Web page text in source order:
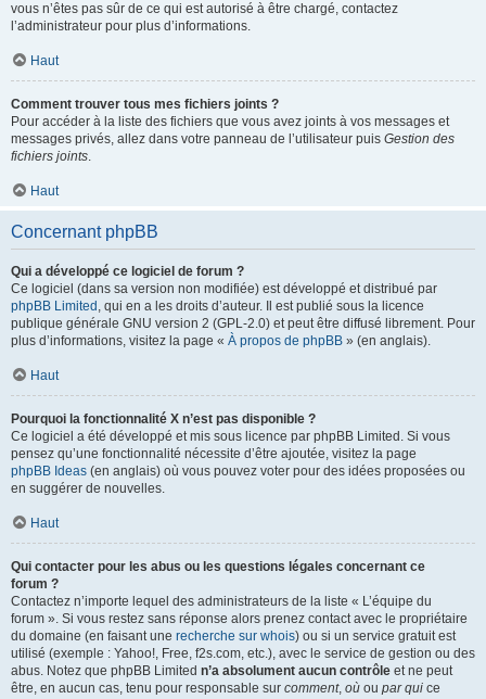
vous n’êtes pas sûr de ce qui est autorisé à être chargé, contactez
l’administrateur pour plus d’informations.
Haut
Comment trouver tous mes fichiers joints ?
Pour accéder à la liste des fichiers que vous avez joints à vos messages et
messages privés, allez dans votre panneau de l’utilisateur puis Gestion des
fichiers joints.
Haut
Concernant phpBB
Qui a développé ce logiciel de forum ?
Ce logiciel (dans sa version non modifiée) est développé et distribué par
phpBB Limited , qui en a les droits d’auteur. Il est publié sous la licence
publique générale GNU version 2 (GPL-2.0) et peut être diffusé librement. Pour
plus d’informations, visitez la page « À propos de phpBB » (en anglais).
Haut
Pourquoi la fonctionnalité X n’est pas disponible ?
Ce logiciel a été développé et mis sous licence par phpBB Limited. Si vous
pensez qu’une fonctionnalité nécessite d’être ajoutée, visitez la page
phpBB Ideas (en anglais) où vous pouvez voter pour des idées proposées ou
en suggérer de nouvelles.
Haut
Qui contacter pour les abus ou les questions légales concernant ce
forum ?
Contactez n’importe lequel des administrateurs de la liste « L’équipe du
forum ». Si vous restez sans réponse alors prenez contact avec le propriétaire
du domaine (en faisant une recherche sur whois) ou si un service gratuit est
utilisé (exemple : Yahoo!, Free, f2s.com, etc.), avec le service de gestion ou des
abus. Notez que phpBB Limited n’a absolument aucun contrôle et ne peut
être, en aucun cas, tenu pour responsable sur comment, où ou par qui ce